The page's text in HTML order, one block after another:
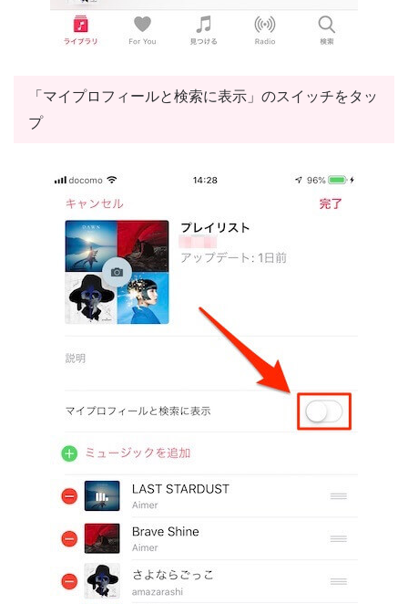
「マイプロフィールと検索に表示」のスイッチをタッ
プ